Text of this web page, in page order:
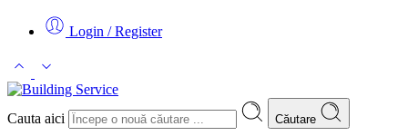
Login / Register
Cauta aici Căutare